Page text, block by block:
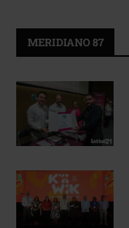
MERIDIANO 87